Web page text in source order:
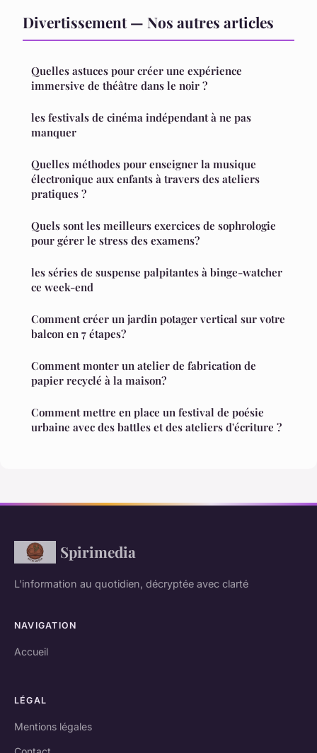
Divertissement — Nos autres articles
Quelles astuces pour créer une expérience
immersive de théâtre dans le noir ?
les festivals de cinéma indépendant à ne pas
manquer
Quelles méthodes pour enseigner la musique
électronique aux enfants à travers des ateliers
pratiques ?
Quels sont les meilleurs exercices de sophrologie
pour gérer le stress des examens?
les séries de suspense palpitantes à binge-watcher
ce week-end
Comment créer un jardin potager vertical sur votre
balcon en 7 étapes?
Comment monter un atelier de fabrication de
papier recyclé à la maison?
Comment mettre en place un festival de poésie
urbaine avec des battles et des ateliers d'écriture ?
Spirimedia
L'information au quotidien, décryptée avec clarté
NAVIGATION
Accueil
LÉGAL
Mentions légales